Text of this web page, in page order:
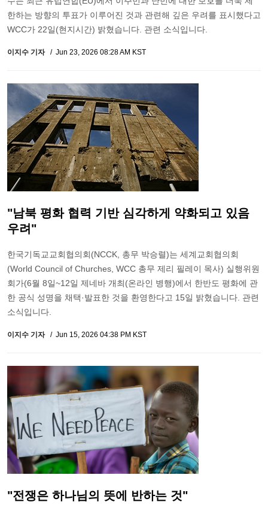
한하는 방향의 투표가 이루어진 것과 관련해 깊은 우려를 표시했다고
WCC가 22일(현지시간) 밝혔습니다. 관련 소식입니다.
이지수 기자 Jun 23, 2026 08:28 AM KST
"남북 평화 협력 기반 심각하게 약화되고 있음
우려"
한국기독교교회협의회(NCCK, 총무 박승렬)는 세계교회협의회
(World Council of Churches, WCC 총무 제리 필레이 목사) 실행위원
회가(6월 8일~12일 제네바 개최(온라인 병행)에서 한반도 평화에 관
한 공식 성명을 채택·발표한 것을 환영한다고 15일 밝혔습니다. 관련
소식입니다.
이지수 기자 Jun 15, 2026 04:38 PM KST
"전쟁은 하나님의 뜻에 반하는 것"